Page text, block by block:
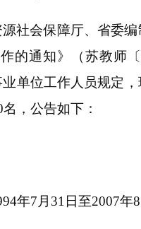
社会保障厅、省委
的通知》（苏教师〔
单位工作人员规定
名，公告如下：
94年7 月 31 日至2007年8